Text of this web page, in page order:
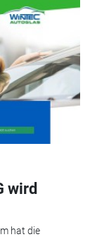
wird
hat die